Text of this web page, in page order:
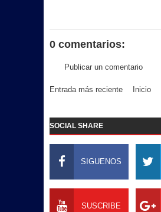
0 comentarios:
Publicar un comentario
Entrada más reciente Inicio
SOCIAL SHARE
SIGUENOS
SUSCRIBE